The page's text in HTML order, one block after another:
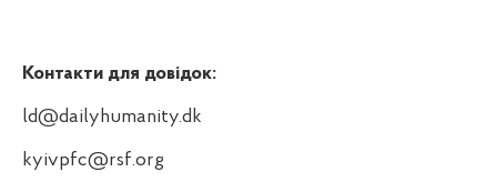
Контакти для довідок:
ld@dailyhumanity.dk
kyivpfc@rsf.org